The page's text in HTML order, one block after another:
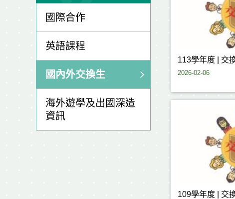
國際合作
英語課程
國內外交換生
海外遊學及出國深造
資訊
113學年度 | 交
2026-02-06
109學年度 | 交